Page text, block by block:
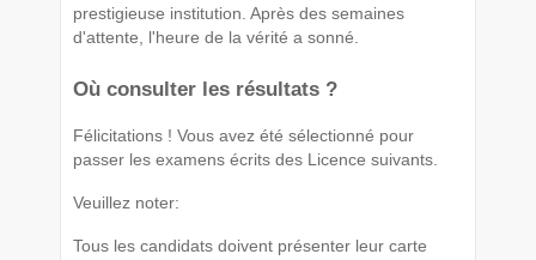
prestigieuse institution. Après des semaines
d'attente, l'heure de la vérité a sonné.
Où consulter les résultats ?
Félicitations ! Vous avez été sélectionné pour
passer les examens écrits des Licence suivants.
Veuillez noter:
Tous les candidats doivent présenter leur carte